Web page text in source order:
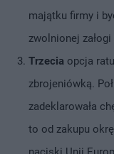
majątku firmy i
zwolnionej
Trzecia opcja
zbrojeniówką.
zadeklarowała
to od zakupu